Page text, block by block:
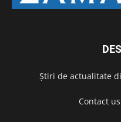
Știri de actualitate
Contact